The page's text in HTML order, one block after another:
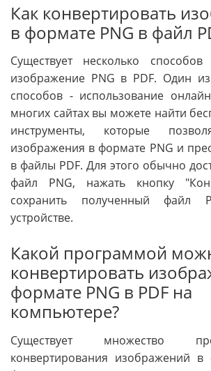
Как конвертировать
в формате PNG в файл
Существует несколько способов
изображение PNG в PDF. Один
способов - использование
многих сайтах вы можете найти
инструменты, которые
изображения в формате PNG и
в файлы PDF. Для этого обычно
файл PNG, нажать кнопку
сохранить полученный файл
устройстве.
Какой программой
конвертировать
формате PNG в PDF на
компьютере?
Существует множество
конвертирования изображений